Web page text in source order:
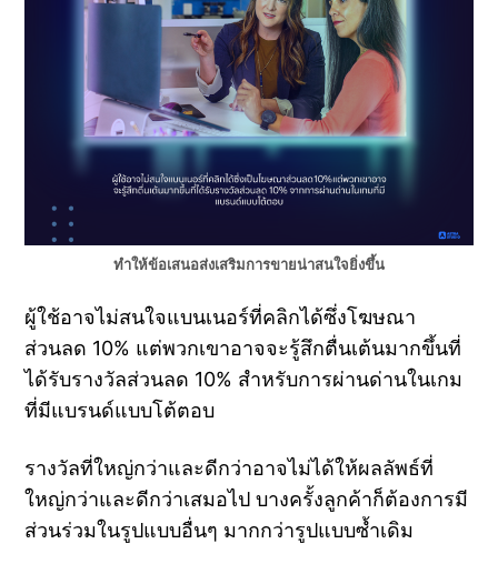
ทำให้ข้อเสนอส่งเสริมการขายน่าสนใจยิ่งขึ้น
ผู้ใช้อาจไม่สนใจแบนเนอร์ที่คลิกได้ซึ่งโฆษณา
ส่วนลด 10% แต่พวกเขาอาจจะรู้สึกตื่นเต้นมากขึ้นที่
ได้รับรางวัลส่วนลด 10% สำหรับการผ่านด่านในเกม
ที่มีแบรนด์แบบโต้ตอบ
รางวัลที่ใหญ่กว่าและดีกว่าอาจไม่ได้ให้ผลลัพธ์ที่
ใหญ่กว่าและดีกว่าเสมอไป บางครั้งลูกค้าก็ต้องการมี
ส่วนร่วมในรูปแบบอื่นๆ มากกว่ารูปแบบซ้ำเดิม